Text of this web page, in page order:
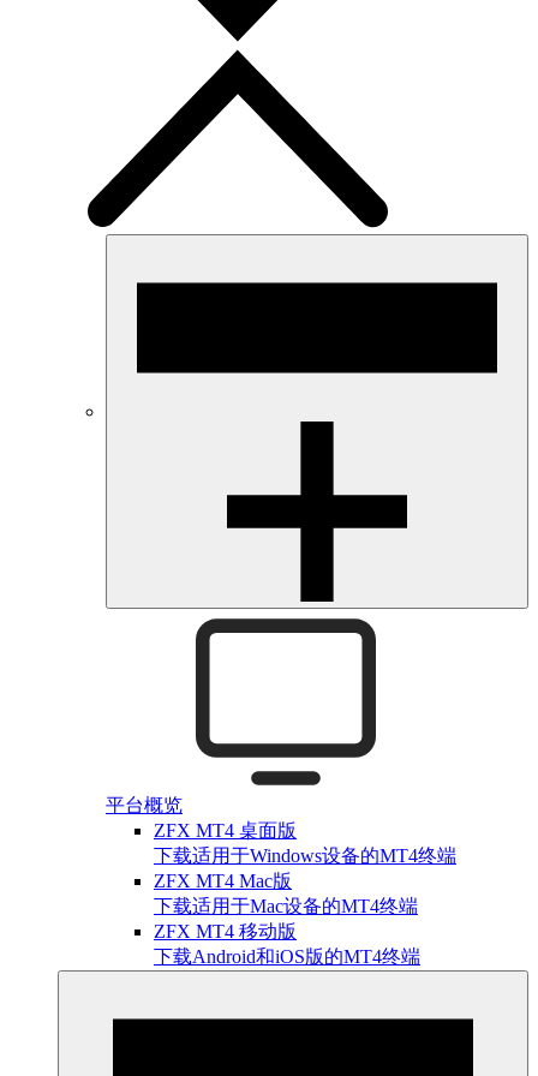
平台概览
ZFX MT4 桌面版
下载适用于Windows设备的MT4终端
ZFX MT4 Mac版
下载适用于Mac设备的MT4终端
ZFX MT4 移动版
下载Android和iOS版的MT4终端